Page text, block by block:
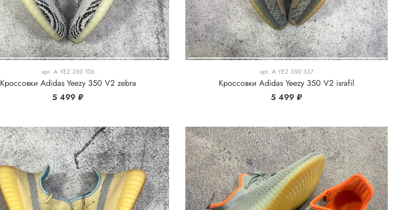
арт. A YEZ 350 106
Кроссовки Adidas Yeezy 350 V2 zebra
5 499 ₽
арт. A YEZ 350 337
Кроссовки Adidas Yeezy 350 V2 israfil
5 499 ₽